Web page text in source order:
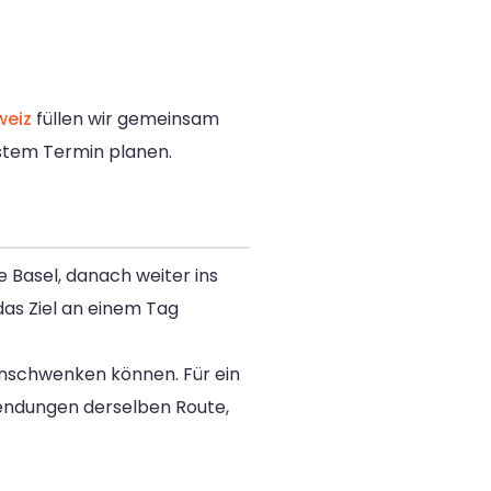
füllen wir gemeinsam
Termin planen.
Basel, danach weiter ins
Ziel an einem Tag
können. Für ein
derselben Route,